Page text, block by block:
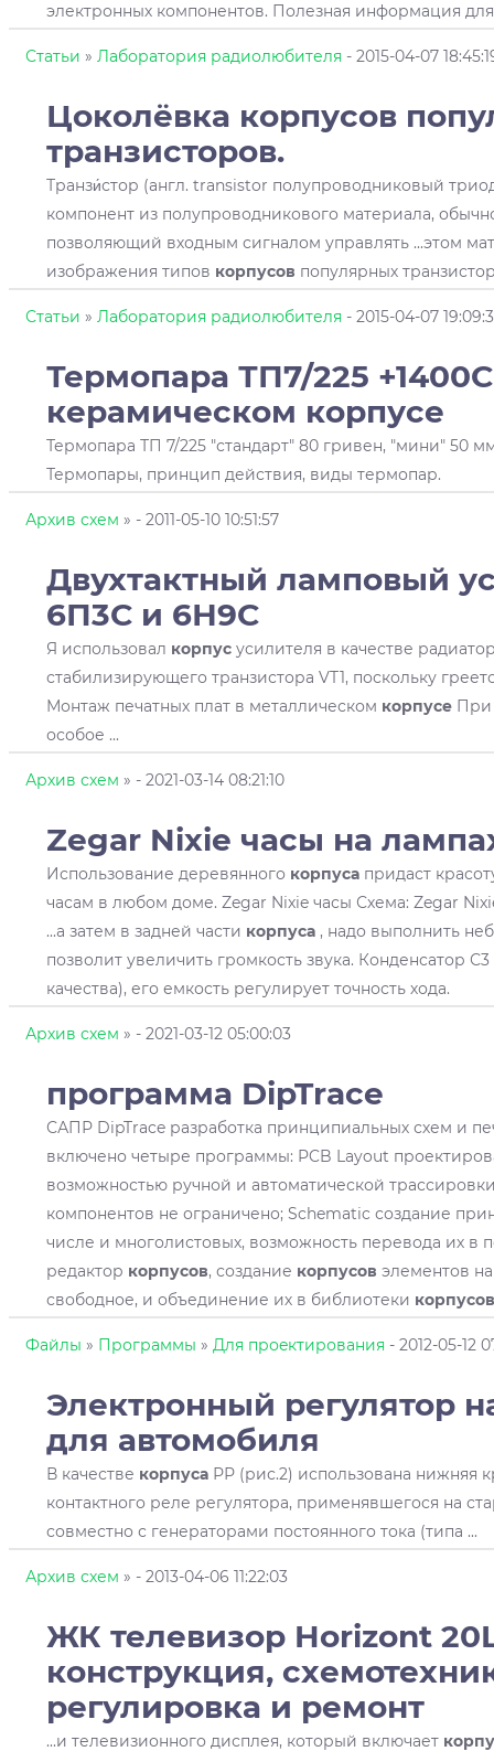
электронных компонентов. Полезная информация
Статьи » Лаборатория радиолюбителя - 2015-04-07
Цоколёвка корпусов
транзисторов.
Транзи́стор (англ. transistor полупроводниковый
компонент из полупроводникового материала,
позволяющий входным сигналом управлять ...этом
изображения типов корпусов популярных
Статьи » Лаборатория радиолюбителя - 2015-04-07
Термопара ТП7/225
керамическом корпусе
Термопара ТП 7/225 "стандарт" 80 гривен, "мини" 50
Термопары, принцип действия, виды термопар.
Архив схем » - 2011-05-10 10:51:57
Двухтактный ламповый
6П3С и 6Н9С
Я использовал корпусусилителя в качестве
стабилизирующего транзистора VT1, поскольку
Монтаж печатных плат в металлическом корпусеПри
особое ...
Архив схем » - 2021-03-14 08:21:10
Zegar Nixie часы на
Использование деревянного корпусапридаст
часам в любом доме. Zegar Nixie часы Схема: Zegar
...а затем в задней части корпуса, надо выполнить
позволит увеличить громкость звука. Конденсатор
качества), его емкость регулирует точность хода.
Архив схем » - 2021-03-12 05:00:03
программа DipTrace
САПР DipTrace разработка принципиальных схем и
включено четыре программы: PCB Layout
возможностью ручной и автоматической
компонентов не ограничено; Schematic создание
числе и многолистовых, возможность перевода их в
редактор корпусов, создание корпусов элементов
свободное, и объединение их в библиотеки корпусов
Файлы » Программы » Для проeктирования - 2012-05-12
Электронный регулятор
для автомобиля
В качестве корпусаРР (рис.2) использована нижняя
контактного реле регулятора, применявшегося на
совместно с генераторами постоянного тока (типа ...
Архив схем » - 2013-04-06 11:22:03
ЖК телевизор Horizont
конструкция,
регулировка и ремонт
...и телевизионного дисплея, который включает